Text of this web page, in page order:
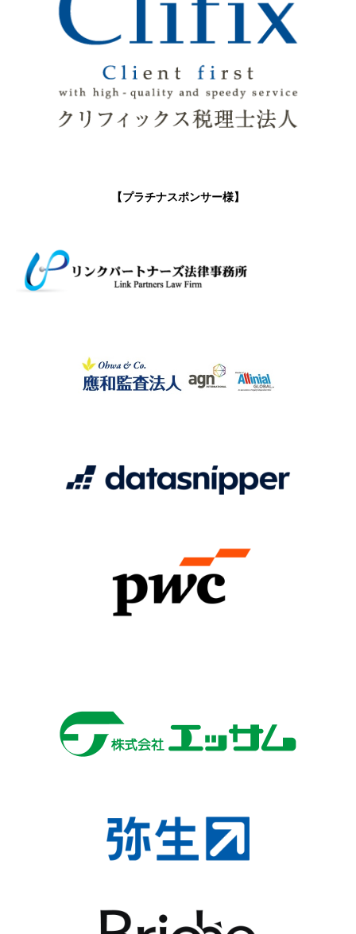
【プラチナスポンサー様】